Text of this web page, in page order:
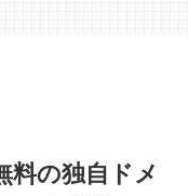
料の独自ドメ